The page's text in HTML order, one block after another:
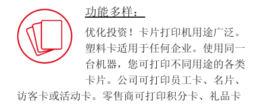
功能多样：
优化投资！卡片打印机用途广泛。
塑料卡适用于任何企业。使用同一
台机器，您可打印不同用途的各类
卡片。公司可打印员工卡、名片、
访客卡或活动卡。零售商可打印积分卡、礼品卡